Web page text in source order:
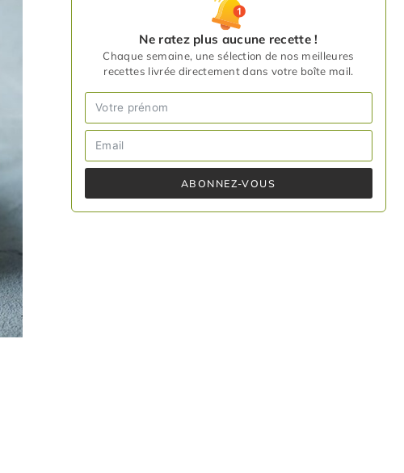
Ne ratez plus aucune recette !
Chaque semaine, une sélection de nos meilleures
recettes livrée directement dans votre boîte mail.
ABONNEZ-VOUS